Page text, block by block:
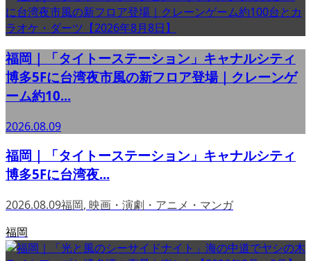
福岡｜「タイトーステーション」キャナルシティ
博多5Fに台湾夜市風の新フロア登場｜クレーンゲ
ーム約10...
2026.08.09
福岡｜「タイトーステーション」キャナルシティ
博多5Fに台湾夜...
2026.08.09福岡, 映画・演劇・アニメ・マンガ
福岡